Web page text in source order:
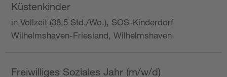
Küstenkinder
in Vollzeit (38,5 Std./Wo.), SOS-Kinderdorf
Wilhelmshaven-Friesland, Wilhelmshaven
Freiwilliges Soziales Jahr (m/w/d)